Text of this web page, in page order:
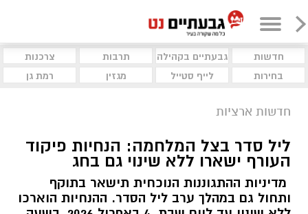
חדשות גבעתיים בקהילה תרבות
צרכנות
בחירות
לייף סטייל מגזין רמת גן
חדשות ארציות
ליל סדר בצל המלחמה: הנחיות פיקוד
העורף ישארו ללא שינוי גם בחג
מדיניות ההתגוננות הנוכחית תישאר בתוקף
ותחול גם במהלך ערב ליל הסדר. ההנחיות הוארכו